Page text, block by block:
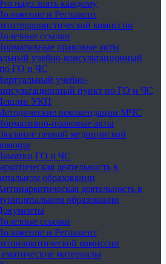
надо знать каждому
и Регламент
комиссии
ссылки
правовые акты
учебно-консультационный
ГО и ЧС
учебно-
пункт по ГО и ЧС
УКП
рекомендации МЧС
правовые акты
первой медицинской
ГО и ЧС
деятельность в
образовании
деятельность в
образовании
ссылки
и Регламент
комиссии
материалы